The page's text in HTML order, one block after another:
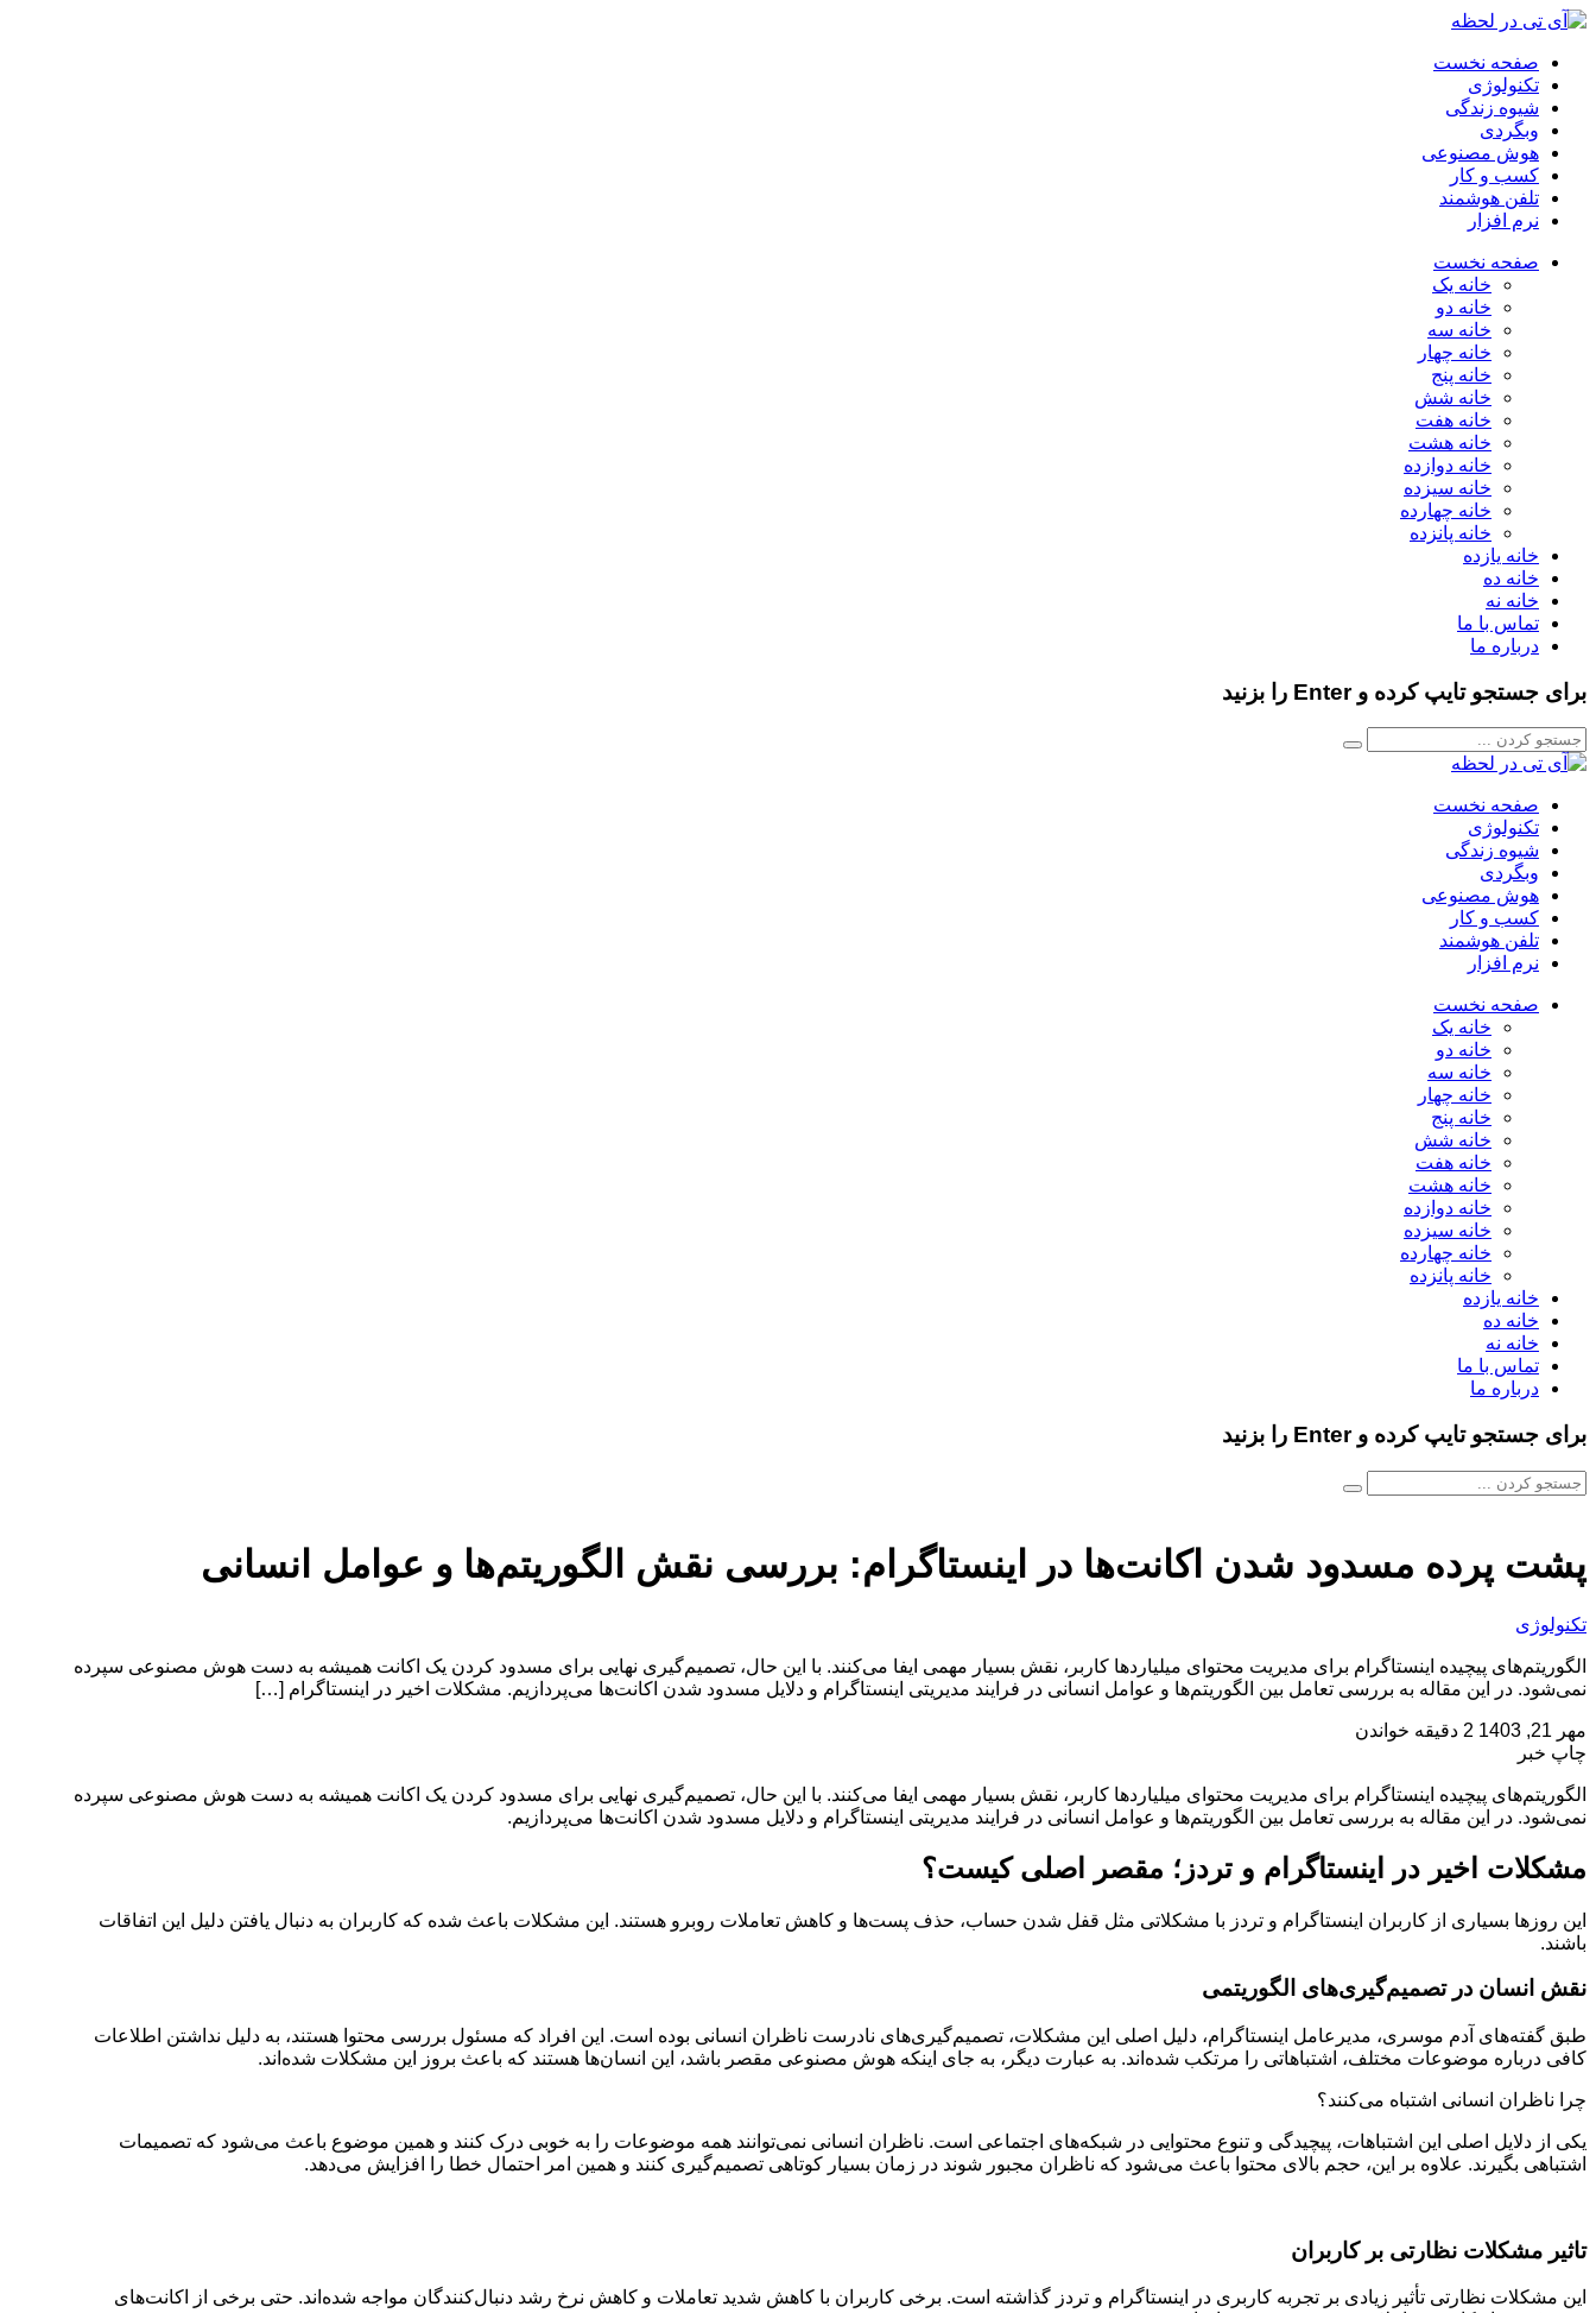
صفحه نخست
تکنولوژی
شیوه زندگی
وبگردی
هوش مصنوعی
کسب و کار
تلفن هوشمند
نرم افزار
صفحه نخست
خانه یک
خانه دو
خانه سه
خانه چهار
خانه پنج
خانه شش
خانه هفت
خانه هشت
خانه دوازده
خانه سیزده
خانه چهارده
خانه پانزده
خانه یازده
خانه ده
خانه نه
تماس با ما
درباره ما
برای جستجو تایپ کرده و Enter را بزنید
صفحه نخست
تکنولوژی
شیوه زندگی
وبگردی
هوش مصنوعی
کسب و کار
تلفن هوشمند
نرم افزار
صفحه نخست
خانه یک
خانه دو
خانه سه
خانه چهار
خانه پنج
خانه شش
خانه هفت
خانه هشت
خانه دوازده
خانه سیزده
خانه چهارده
خانه پانزده
خانه یازده
خانه ده
خانه نه
تماس با ما
درباره ما
برای جستجو تایپ کرده و Enter را بزنید
پشت پرده مسدود شدن اکانت‌ها در اینستاگرام: بررسی نقش الگوریتم‌ها و عوامل انسانی
تکنولوژی
الگوریتم‌های پیچیده اینستاگرام برای مدیریت محتوای میلیاردها کاربر، نقش بسیار مهمی ایفا می‌کنند. با این حال، تصمیم‌گیری نهایی برای مسدود کردن یک اکانت همیشه به دست هوش مصنوعی سپرده
نمی‌شود. در این مقاله به بررسی تعامل بین الگوریتم‌ها و عوامل انسانی در فرایند مدیریتی اینستاگرام و دلایل مسدود شدن اکانت‌ها می‌پردازیم. مشکلات اخیر در اینستاگرام […]
مهر 21, 1403
2 دقیقه خواندن
چاپ خبر
الگوریتم‌های پیچیده اینستاگرام برای مدیریت محتوای میلیاردها کاربر، نقش بسیار مهمی ایفا می‌کنند. با این حال، تصمیم‌گیری نهایی برای مسدود کردن یک اکانت همیشه به دست هوش مصنوعی سپرده
نمی‌شود. در این مقاله به بررسی تعامل بین الگوریتم‌ها و عوامل انسانی در فرایند مدیریتی اینستاگرام و دلایل مسدود شدن اکانت‌ها می‌پردازیم.
مشکلات اخیر در اینستاگرام و تردز؛ مقصر اصلی کیست؟
این روزها بسیاری از کاربران اینستاگرام و تردز با مشکلاتی مثل قفل شدن حساب، حذف پست‌ها و کاهش تعاملات روبرو هستند. این مشکلات باعث شده که کاربران به دنبال یافتن دلیل این اتفاقات
باشند.
نقش انسان در تصمیم‌گیری‌های الگوریتمی
طبق گفته‌های آدم موسری، مدیرعامل اینستاگرام، دلیل اصلی این مشکلات، تصمیم‌گیری‌های نادرست ناظران انسانی بوده است. این افراد که مسئول بررسی محتوا هستند، به دلیل نداشتن اطلاعات
کافی درباره موضوعات مختلف، اشتباهاتی را مرتکب شده‌اند. به عبارت دیگر، به جای اینکه هوش مصنوعی مقصر باشد، این انسان‌ها هستند که باعث بروز این مشکلات شده‌اند.
چرا ناظران انسانی اشتباه می‌کنند؟
یکی از دلایل اصلی این اشتباهات، پیچیدگی و تنوع محتوایی در شبکه‌های اجتماعی است. ناظران انسانی نمی‌توانند همه موضوعات را به خوبی درک کنند و همین موضوع باعث می‌شود که تصمیمات
اشتباهی بگیرند. علاوه بر این، حجم بالای محتوا باعث می‌شود که ناظران مجبور شوند در زمان بسیار کوتاهی تصمیم‌گیری کنند و همین امر احتمال خطا را افزایش می‌دهد.
تاثیر مشکلات نظارتی بر کاربران
این مشکلات نظارتی تأثیر زیادی بر تجربه کاربری در اینستاگرام و تردز گذاشته است. برخی کاربران با کاهش شدید تعاملات و کاهش نرخ رشد دنبال‌کنندگان مواجه شده‌اند. حتی برخی از اکانت‌های